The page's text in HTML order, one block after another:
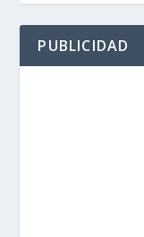
PUBLICIDAD